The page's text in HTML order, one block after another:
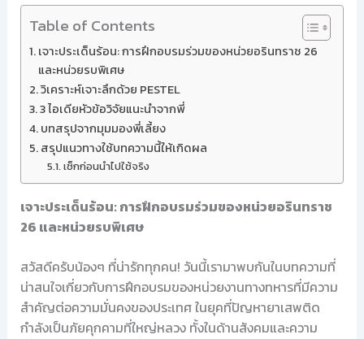
Table of Contents
เจาะประเด็นร้อน: การฝึกอบรมร่วมของหน่วยอรินทราช 26
และหน่วยรบพิเศษ
วิเคราะห์เจาะลึกด้วย PESTEL
3 ไอเดียหัวข้อวิจัยแนะนำจากพี่
บทสรุปจากมุมมองพี่เลี้ยง
สรุปแนวทางใช้บทความนี้ให้เกิดผล
เช็กก่อนนำไปใช้จริง
เจาะประเด็นร้อน: การฝึกอบรมร่วมของหน่วยอรินทราช
26 และหน่วยรบพิเศษ
สวัสดีครับน้องๆ ที่น่ารักทุกคน! วันนี้เรามาพบกันในบทความที่
น่าสนใจเกี่ยวกับการฝึกอบรมของหน่วยงานทางทหารที่มีความ
สำคัญต่อความมั่นคงของประเทศ ในยุคที่ปัญหายาเสพติด
กำลังเป็นภัยคุกคามที่ใหญ่หลวง ทั้งในด้านสังคมและความ